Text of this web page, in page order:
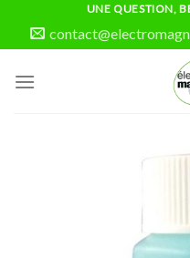
UNE QUESTION,